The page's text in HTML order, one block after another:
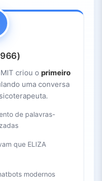
criou o primeiro
uma conversa
de palavras-
que ELIZA
modernos